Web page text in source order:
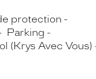
protection
Parking
(Krys Avec Vous)